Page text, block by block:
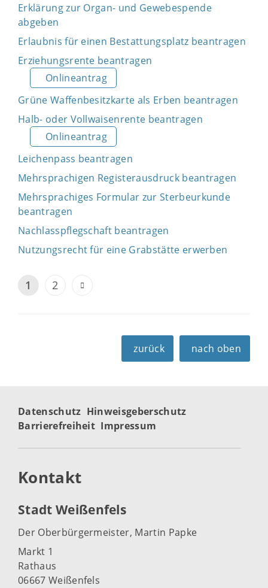
Erklärung zur Organ- und Gewebespende
abgeben
Erlaubnis für einen Bestattungsplatz beantragen
Erziehungsrente beantragen
Onlineantrag
Grüne Waffenbesitzkarte als Erben beantragen
Halb- oder Vollwaisenrente beantragen
Onlineantrag
Leichenpass beantragen
Mehrsprachigen Registerausdruck beantragen
Mehrsprachiges Formular zur Sterbeurkunde
beantragen
Nachlasspflegschaft beantragen
Nutzungsrecht für eine Grabstätte erwerben
1 2
zurück nach oben
Datenschutz Hinweisgeberschutz
Barrierefreiheit Impressum
Kontakt
Stadt Weißenfels
Der Oberbürgermeister, Martin Papke
Markt 1
Rathaus
06667 Weißenfels